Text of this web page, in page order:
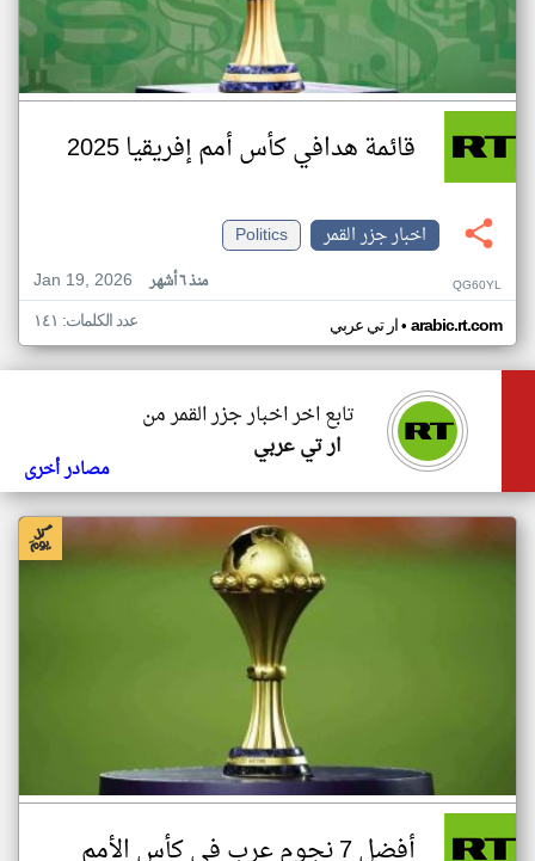
قائمة هدافي كأس أمم إفريقيا 2025
اخبار جزر القمر
Politics
Jan 19, 2026
منذ ٦ أشهر QG60YL
ار تي عربي• arabic.rt.com عدد الكلمات: ١٤١
تابع اخر اخبار جزر القمر من
ار تي عربي
مصادر أخرى
أفضل 7 نجوم عرب في كأس الأمم